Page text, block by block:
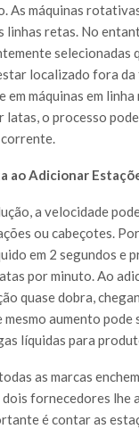
As máquinas
linhas retas. No
selecionadas
localizado fora da
em máquinas em linha
latas, o processo
corrente.
ao Adicionar
a velocidade
ou cabeçotes.
em 2 segundos e
por minuto. Ao
quase dobra,
aumento pode
líquidas para
as marcas
fornecedores lhe
é contar as